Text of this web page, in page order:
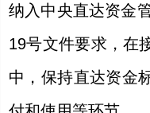
纳入中央直达资金
19号文件要求，在
中，保持直达资金